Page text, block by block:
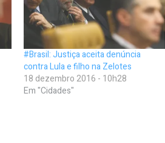
#Brasil: Justiça aceita denúncia
contra Lula e filho na Zelotes
18 dezembro 2016 - 10h28
Em "Cidades"